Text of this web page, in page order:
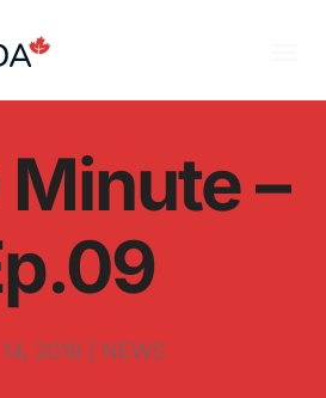
–
2018 NEWS